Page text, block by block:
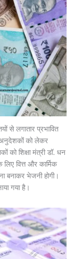
से लगातार प्रभावित
अनुदेशकों को लेकर
को शिक्षा मंत्री डॉ. धन
वित्त और कार्मिक
बनाकर भेजनी होगी।
गया है।